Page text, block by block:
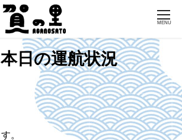
MENU
本日の運航状況
。